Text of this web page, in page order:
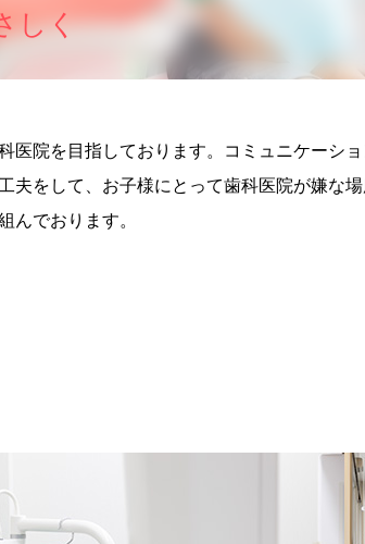
しく
医院を目指しております。コミュニケーシ
夫をして、お子様にとって歯科医院が嫌な
んでおります。